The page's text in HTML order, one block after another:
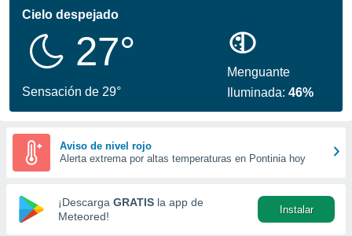
ha sido
calidad.
a este
las
y
forma
digital
basada
Cielo despejado
27°
Sensación de 29°
Menguante
Iluminada:46%
Aviso de nivel rojo
Alerta extrema por altas temperaturas en Pontinia hoy
¡Descarga GRATIS la app de
Meteored!
Instalar